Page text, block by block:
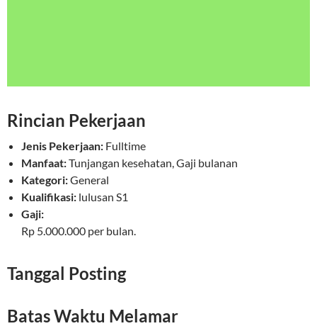
Rincian Pekerjaan
Jenis Pekerjaan: Fulltime
Manfaat:Tunjangan kesehatan, Gaji bulanan
Kategori:General
Kualifikasi: lulusan S1
Gaji:
Rp 5.000.000 per bulan.
Tanggal Posting
Batas Waktu Melamar